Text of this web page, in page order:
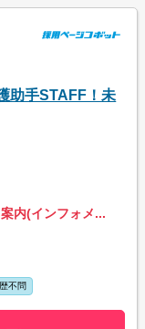
助手STAFF！未
内(インフォメ...
不問